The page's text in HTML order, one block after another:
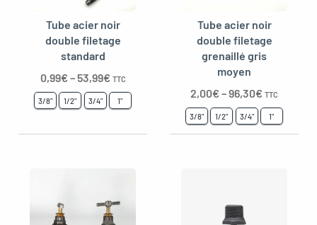
Tube acier noir
double filetage
standard
0,99€–53,99€ TTC
3/8" 1/2" 3/4" 1"
Tube acier noir
double filetage
grenaillé gris
moyen
2,00€–96,30€ TTC
3/8" 1/2" 3/4" 1"
menu